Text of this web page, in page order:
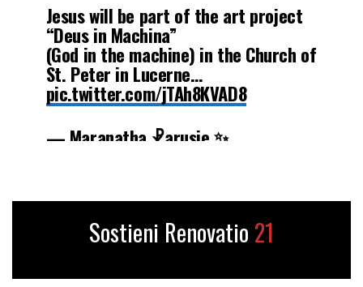
Jesus will be part of the art project
“Deus in Machina”
(God in the machine) in the Church of
St. Peter in Lucerne…
pic.twitter.com/jTAh8KVAD8
— Maranatha ☧arusie ✨️
Sostieni Renovatio 21